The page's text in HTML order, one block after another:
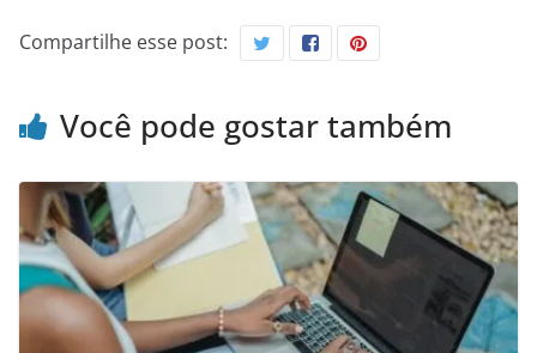
Compartilhe esse post:
Você pode gostar também